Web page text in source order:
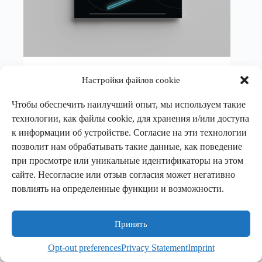
Настройки файлов cookie
Чтобы обеспечить наилучший опыт, мы используем такие
технологии, как файлы cookie, для хранения и/или доступа
к информации об устройстве. Согласие на эти технологии
позволит нам обрабатывать такие данные, как поведение
при просмотре или уникальные идентификаторы на этом
сайте. Несогласие или отзыв согласия может негативно
повлиять на определенные функции и возможности.
Принять
Opt-out preferencesPrivacy StatementImprint
Меир Шалев
Книги,Проза,Фикшн
12,00€ В корзину
Палітыка прыватнасці
Палітыка cookie
Кантакты
Copyright © 2026